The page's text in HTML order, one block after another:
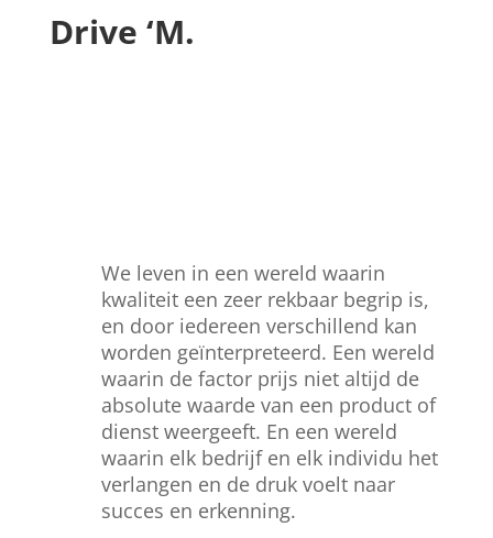
Drive ‘M.
We leven in een wereld waarin
kwaliteit een zeer rekbaar begrip is,
en door iedereen verschillend kan
worden geïnterpreteerd. Een wereld
waarin de factor prijs niet altijd de
absolute waarde van een product of
dienst weergeeft. En een wereld
waarin elk bedrijf en elk individu het
verlangen en de druk voelt naar
succes en erkenning.